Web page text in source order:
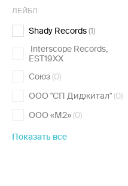
ЛЕЙБЛ
Shady Records(1)
Interscope Records,
EST19XX
Союз(0)
ООО "СП Диджитал"(0)
ООО «М2»(0)
Показать все